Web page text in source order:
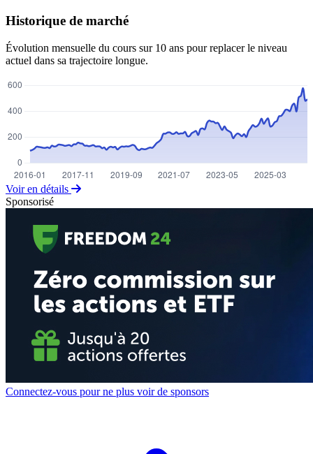
Historique de marché
Évolution mensuelle du cours sur 10 ans pour replacer le niveau
actuel dans sa trajectoire longue.
Voir en détails
Sponsorisé
Connectez-vous pour ne plus voir de sponsors